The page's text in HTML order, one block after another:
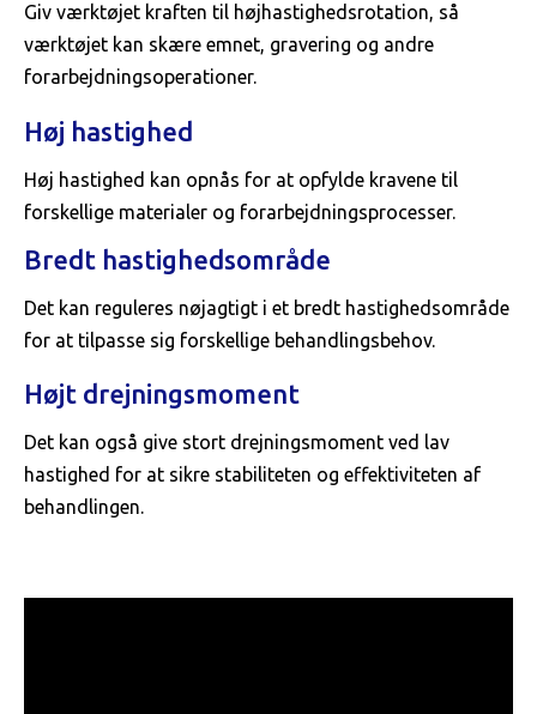
Giv værktøjet kraften til højhastighedsrotation, så
værktøjet kan skære emnet, gravering og andre
forarbejdningsoperationer.
Høj hastighed
Høj hastighed kan opnås for at opfylde kravene til
forskellige materialer og forarbejdningsprocesser.
Bredt hastighedsområde
Det kan reguleres nøjagtigt i et bredt hastighedsområde
for at tilpasse sig forskellige behandlingsbehov.
Højt drejningsmoment
Det kan også give stort drejningsmoment ved lav
hastighed for at sikre stabiliteten og effektiviteten af ​​
behandlingen.